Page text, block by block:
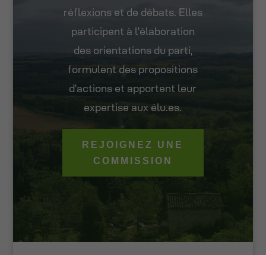
réflexions et de débats. Elles
participent à l’élaboration
des orientations du parti,
formulent des propositions
d’actions et apportent leur
expertise aux élu.es.
REJOIGNEZ UNE
COMMISSION